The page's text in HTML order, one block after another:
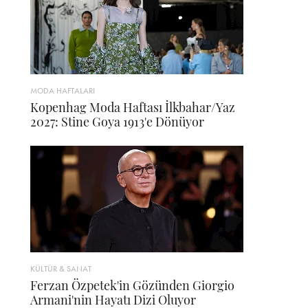
MODA HAFTALARI
Kopenhag Moda Haftası İlkbahar/Yaz
2027: Stine Goya 1913'e Dönüyor
KÜLTÜR & SANAT
Ferzan Özpetek'in Gözünden Giorgio
Armani'nin Hayatı Dizi Oluyor